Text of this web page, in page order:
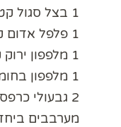
1 בצל סגול קטן קצוץ לקוביות קטנות
1 פלפל אדום קצוץ לקוביות
1 מלפפון ירוק קצוץ לקוביות
1 מלפפון בחומץ קצוץ לקוביות
2 גבעולי כרפס קצוצים
מערבבים